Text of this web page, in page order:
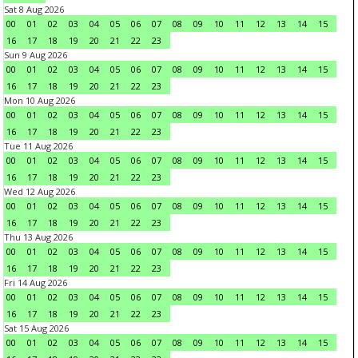
Sat 8 Aug 2026
00
01 02 03 04 05 06 07 08 09 10 11 12 13 14
15
16
17 18 19 20 21 22
23
Sun 9 Aug 2026
00
01 02 03 04 05 06 07 08 09 10 11 12 13 14
15
16
17 18 19 20 21 22
23
Mon 10 Aug 2026
00
01 02 03 04 05 06 07 08 09 10 11 12 13 14
15
16
17 18 19 20 21 22
23
Tue 11 Aug 2026
00
01 02 03 04 05 06 07 08 09 10 11 12 13 14
15
16
17 18 19 20 21 22
23
Wed 12 Aug 2026
00
01 02 03 04 05 06 07 08 09 10 11 12 13 14
15
16
17 18 19 20 21 22
23
Thu 13 Aug 2026
00
01 02 03 04 05 06 07 08 09 10 11 12 13 14
15
16
17 18 19 20 21 22
23
Fri 14 Aug 2026
00
01 02 03 04 05 06 07 08 09 10 11 12 13 14
15
16
17 18 19 20 21 22
23
Sat 15 Aug 2026
00
01 02 03 04 05 06 07 08 09 10 11 12 13 14
15